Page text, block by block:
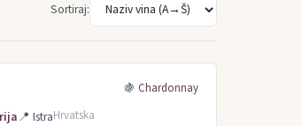
Merlo (4)
Krstač (3)
(2)
Muškat žuti (2)
Sortiraj:
🍇 Chardonnay
📍 IstraHrvatska